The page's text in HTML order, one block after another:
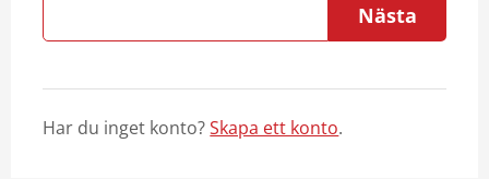
Nästa
Har du inget konto?Skapa ett konto.